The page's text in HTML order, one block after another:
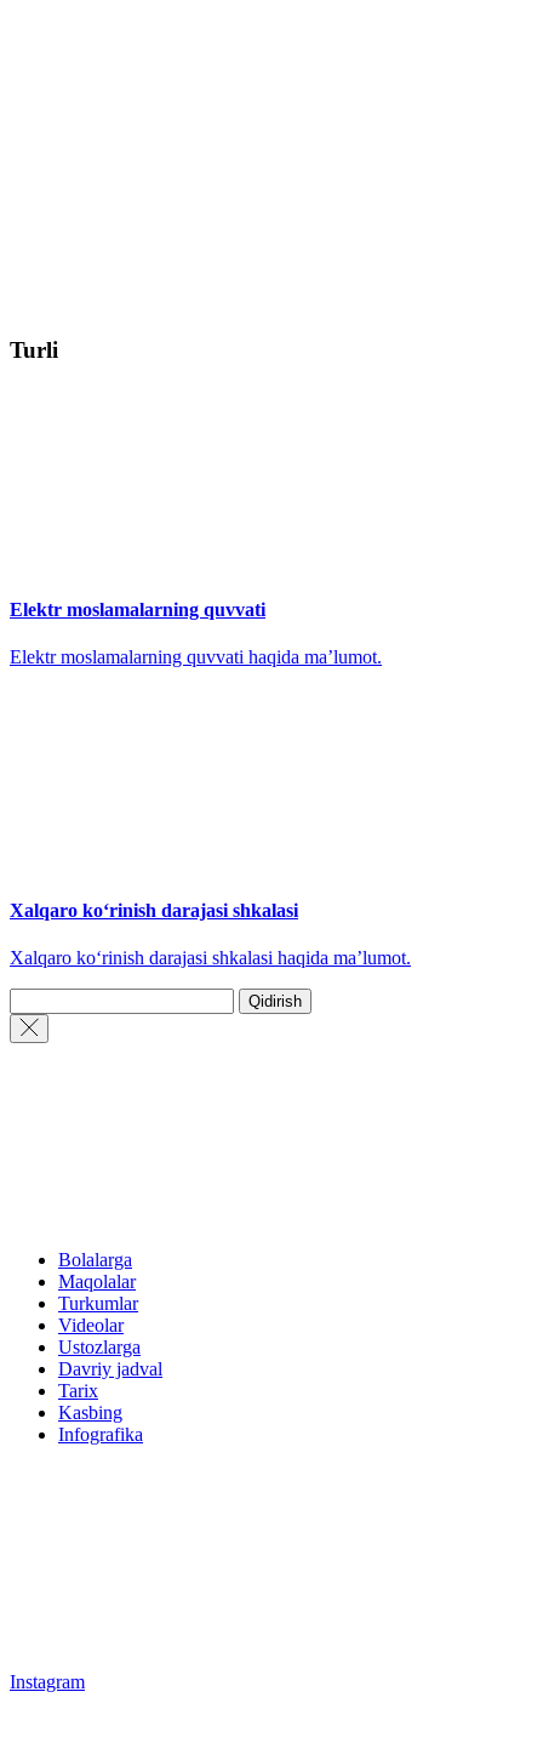
Turli
Elektr moslamalarning quvvati
Elektr moslamalarning quvvati haqida maʼlumot.
Xalqaro koʻrinish darajasi shkalasi
Xalqaro koʻrinish darajasi shkalasi haqida maʼlumot.
Qidirish
Bolalarga
Maqolalar
Turkumlar
Videolar
Ustozlarga
Davriy jadval
Tarix
Kasbing
Infografika
Instagram